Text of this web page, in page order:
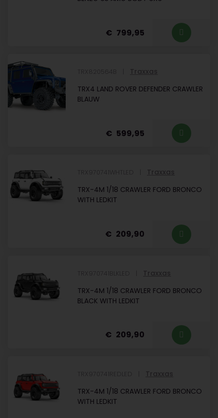
799,95
TRX820564B
Traxxas
TRX4 LAND ROVER DEFENDER CRAWLER
BLAUW
599,95
TRX970741WHTLED
Traxxas
TRX-4M 1/18 CRAWLER FORD BRONCO
WITH LEDKIT
209,90
TRX970741BLKLED
Traxxas
TRX-4M 1/18 CRAWLER FORD BRONCO
BLACK WITH LEDKIT
209,90
TRX970741REDLED
Traxxas
TRX-4M 1/18 CRAWLER FORD BRONCO
WITH LEDKIT